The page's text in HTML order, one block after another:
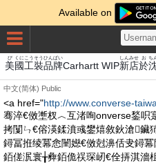
Available on
美
び
國
くに
工
こう
裝
そう
品
ひん
牌
ぱい
Carhartt WIP新
しん
店
みせ
於
お ちん
中文(简体) Public
<a href="http://www.converse-
骞淬€傚壍杈︿互渚咰onverse鍫呮
拷闅ㄣ€傛渶鍒濆彧鐢熺敘鈥滄鑶
鐞冨拰绫冪悆闉嬨€傚尅濞佸叏鐞
銆傞泦寰╁彜銆佹祦琛屻€佺挵淇濇